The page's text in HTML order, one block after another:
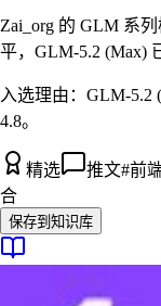
Zai_org 的 GLM 系
平，GLM-5.2 (Max)
入选理由： GLM-5.2
4.8。
精选 推文#前
合
保存到知识库